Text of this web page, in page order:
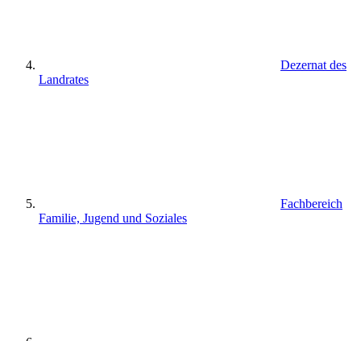
Dezernat des
Landrates
Fachbereich
Familie, Jugend und Soziales